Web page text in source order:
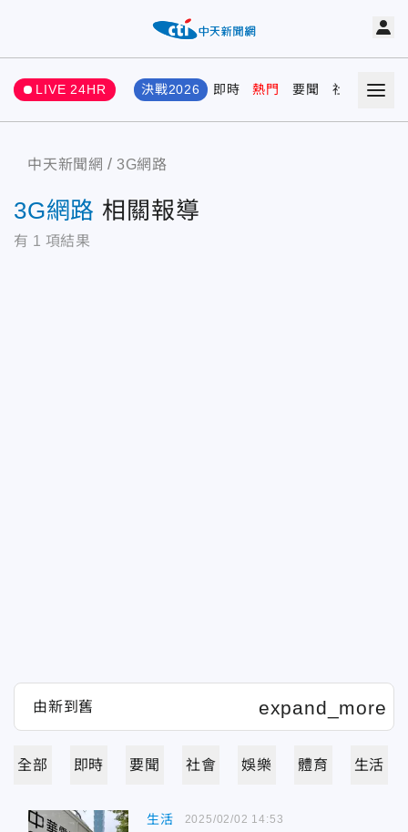
LIVE 24HR 決戰2026 即時 熱門 要聞 社會 娛樂
中天新聞網 3G網路
3G網路 相關報導
有 1 項結果
全部 即時 要聞 社會 娛樂 體育 生活
生活 2025/02/02 14:53